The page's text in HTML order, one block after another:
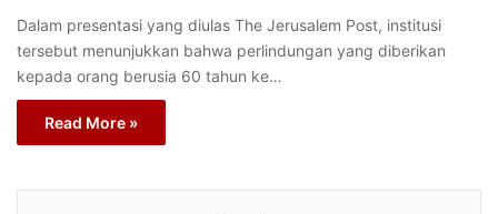
Dalam presentasi yang diulas The Jerusalem Post, institusi
tersebut menunjukkan bahwa perlindungan yang diberikan
kepada orang berusia 60 tahun ke…
Read More »